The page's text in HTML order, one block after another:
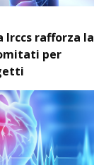
Irccs rafforza la
per